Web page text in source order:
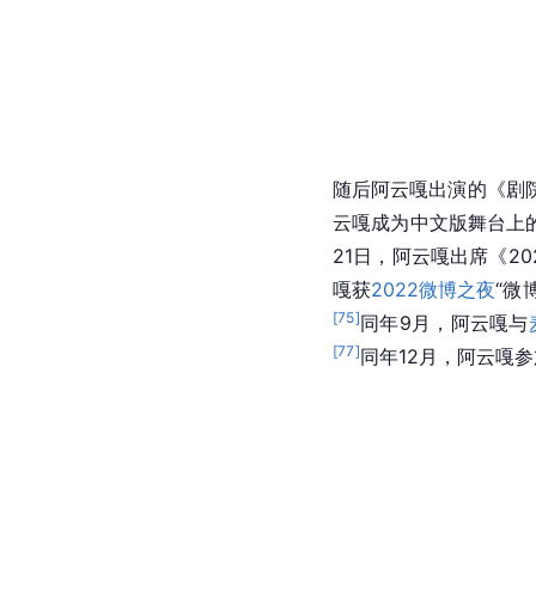
随后阿云嘎出演的《剧
云嘎成为中文版舞台上
21日，阿云嘎出席《
嘎获2022微博之夜“微
[75]同年9月，阿云嘎与
[77]同年12月，阿云嘎